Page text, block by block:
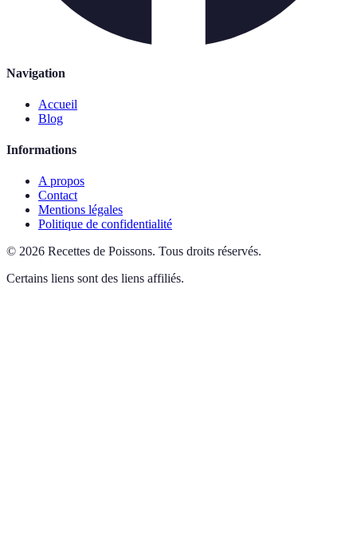
Navigation
Accueil
Blog
Informations
A propos
Contact
Mentions légales
Politique de confidentialité
© 2026 Recettes de Poissons. Tous droits réservés.
Certains liens sont des liens affiliés.